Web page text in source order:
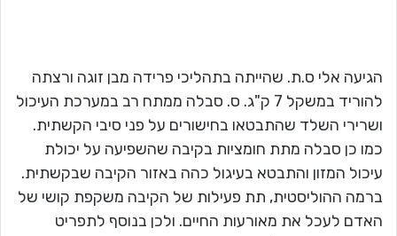
הגיעה אלי ס.ת. שהייתה בתהליכי פרידה מבן זוגה ורצתה
להוריד במשקל 7 ק"ג. ס. סבלה ממתח רב במערכת העיכול
ושרירי השלד שהתבטאו בחישורים על פני סיבי הקשתית.
כמו כן סבלה מתת חומציות בקיבה שהשפיעה על יכולת
עיכול המזון והתבטא בעיגול כהה באזור הקיבה שבקשתית.
ברמה ההוליסטית, תת פעילות של הקיבה משקפת קושי של
האדם לעכל את מאורעות החיים. ולכן בנוסף לתפריט